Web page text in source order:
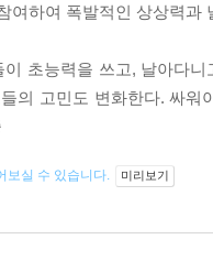
여하여 폭발적인 상상력과
초능력을 쓰고, 날아다
의 고민도 변화한다. 싸
보실 수 있습니다. 미리보기